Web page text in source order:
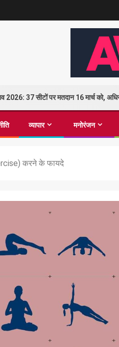
2026: 37 सीटों पर मतदान 16 मार्च को,
व्यापार मनोरंजन
करने के फायदे